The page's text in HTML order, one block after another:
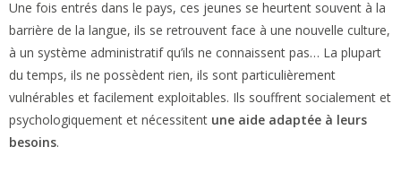
Une fois entrés dans le pays, ces jeunes se heurtent souvent à la
barrière de la langue, ils se retrouvent face à une nouvelle culture,
à un système administratif qu’ils ne connaissent pas… La plupart
du temps, ils ne possèdent rien, ils sont particulièrement
vulnérables et facilement exploitables. Ils souffrent socialement et
psychologiquement et nécessitent une aide adaptée à leurs
besoins.